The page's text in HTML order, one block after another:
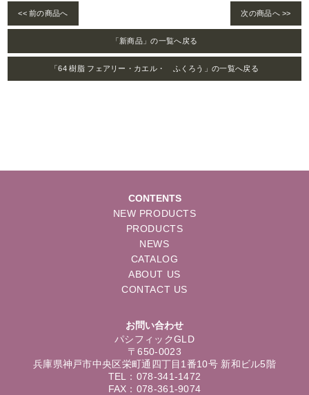
<< 前の商品へ 次の商品へ >>
「新商品」の一覧へ戻る
「64 樹脂 フェアリー・カエル・ ふくろう」の一覧へ戻る
CONTENTS
NEW PRODUCTS
PRODUCTS
NEWS
CATALOG
ABOUT US
CONTACT US
お問い合わせ
パシフィックGLD
〒650-0023
兵庫県神戸市中央区栄町通四丁目1番10号 新和ビル5階
TEL：078-341-1472
FAX：078-361-9074